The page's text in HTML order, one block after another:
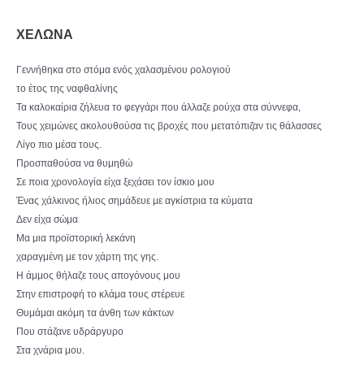
ΧΕΛΩΝΑ
Γεννήθηκα στο στόμα ενός χαλασμένου ρολογιού
το έτος της ναφθαλίνης
Τα καλοκαίρια ζήλευα το φεγγάρι που άλλαζε ρούχα στα σύννεφα,
Τους χειμώνες ακολουθούσα τις βροχές που μετατόπιζαν τις θάλασσες
Λίγο πιο μέσα τους.
Προσπαθούσα να θυμηθώ
Σε ποια χρονολογία είχα ξεχάσει τον ίσκιο μου
Ένας χάλκινος ήλιος σημάδευε με αγκίστρια τα κύματα
Δεν είχα σώμα
Μα μια προϊστορική λεκάνη
χαραγμένη με τον χάρτη της γης.
Η άμμος θήλαζε τους απογόνους μου
Στην επιστροφή το κλάμα τους στέρευε
Θυμάμαι ακόμη τα άνθη των κάκτων
Που στάζανε υδράργυρο
Στα χνάρια μου.